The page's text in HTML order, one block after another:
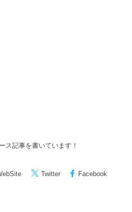
ス記事を書いています！
Twitter Facebook